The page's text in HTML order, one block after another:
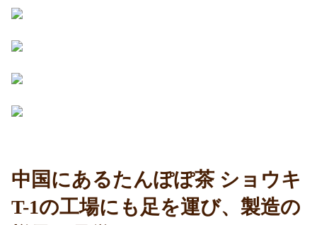
中国にあるたんぽぽ茶 ショウキ
T-1の工場にも足を運び、製造の